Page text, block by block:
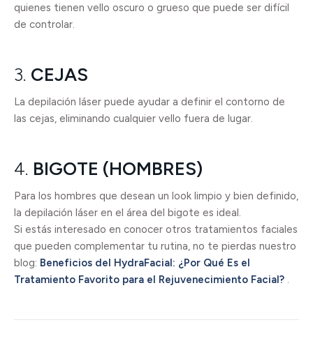
quienes tienen vello oscuro o grueso que puede ser difícil
de controlar.
3. CEJAS
La depilación láser puede ayudar a definir el contorno de
las cejas, eliminando cualquier vello fuera de lugar.
4. BIGOTE (HOMBRES)
Para los hombres que desean un look limpio y bien definido,
la depilación láser en el área del bigote es ideal.
Si estás interesado en conocer otros tratamientos faciales
que pueden complementar tu rutina, no te pierdas nuestro
blog: Beneficios del HydraFacial: ¿Por Qué Es el
Tratamiento Favorito para el Rejuvenecimiento Facial? .